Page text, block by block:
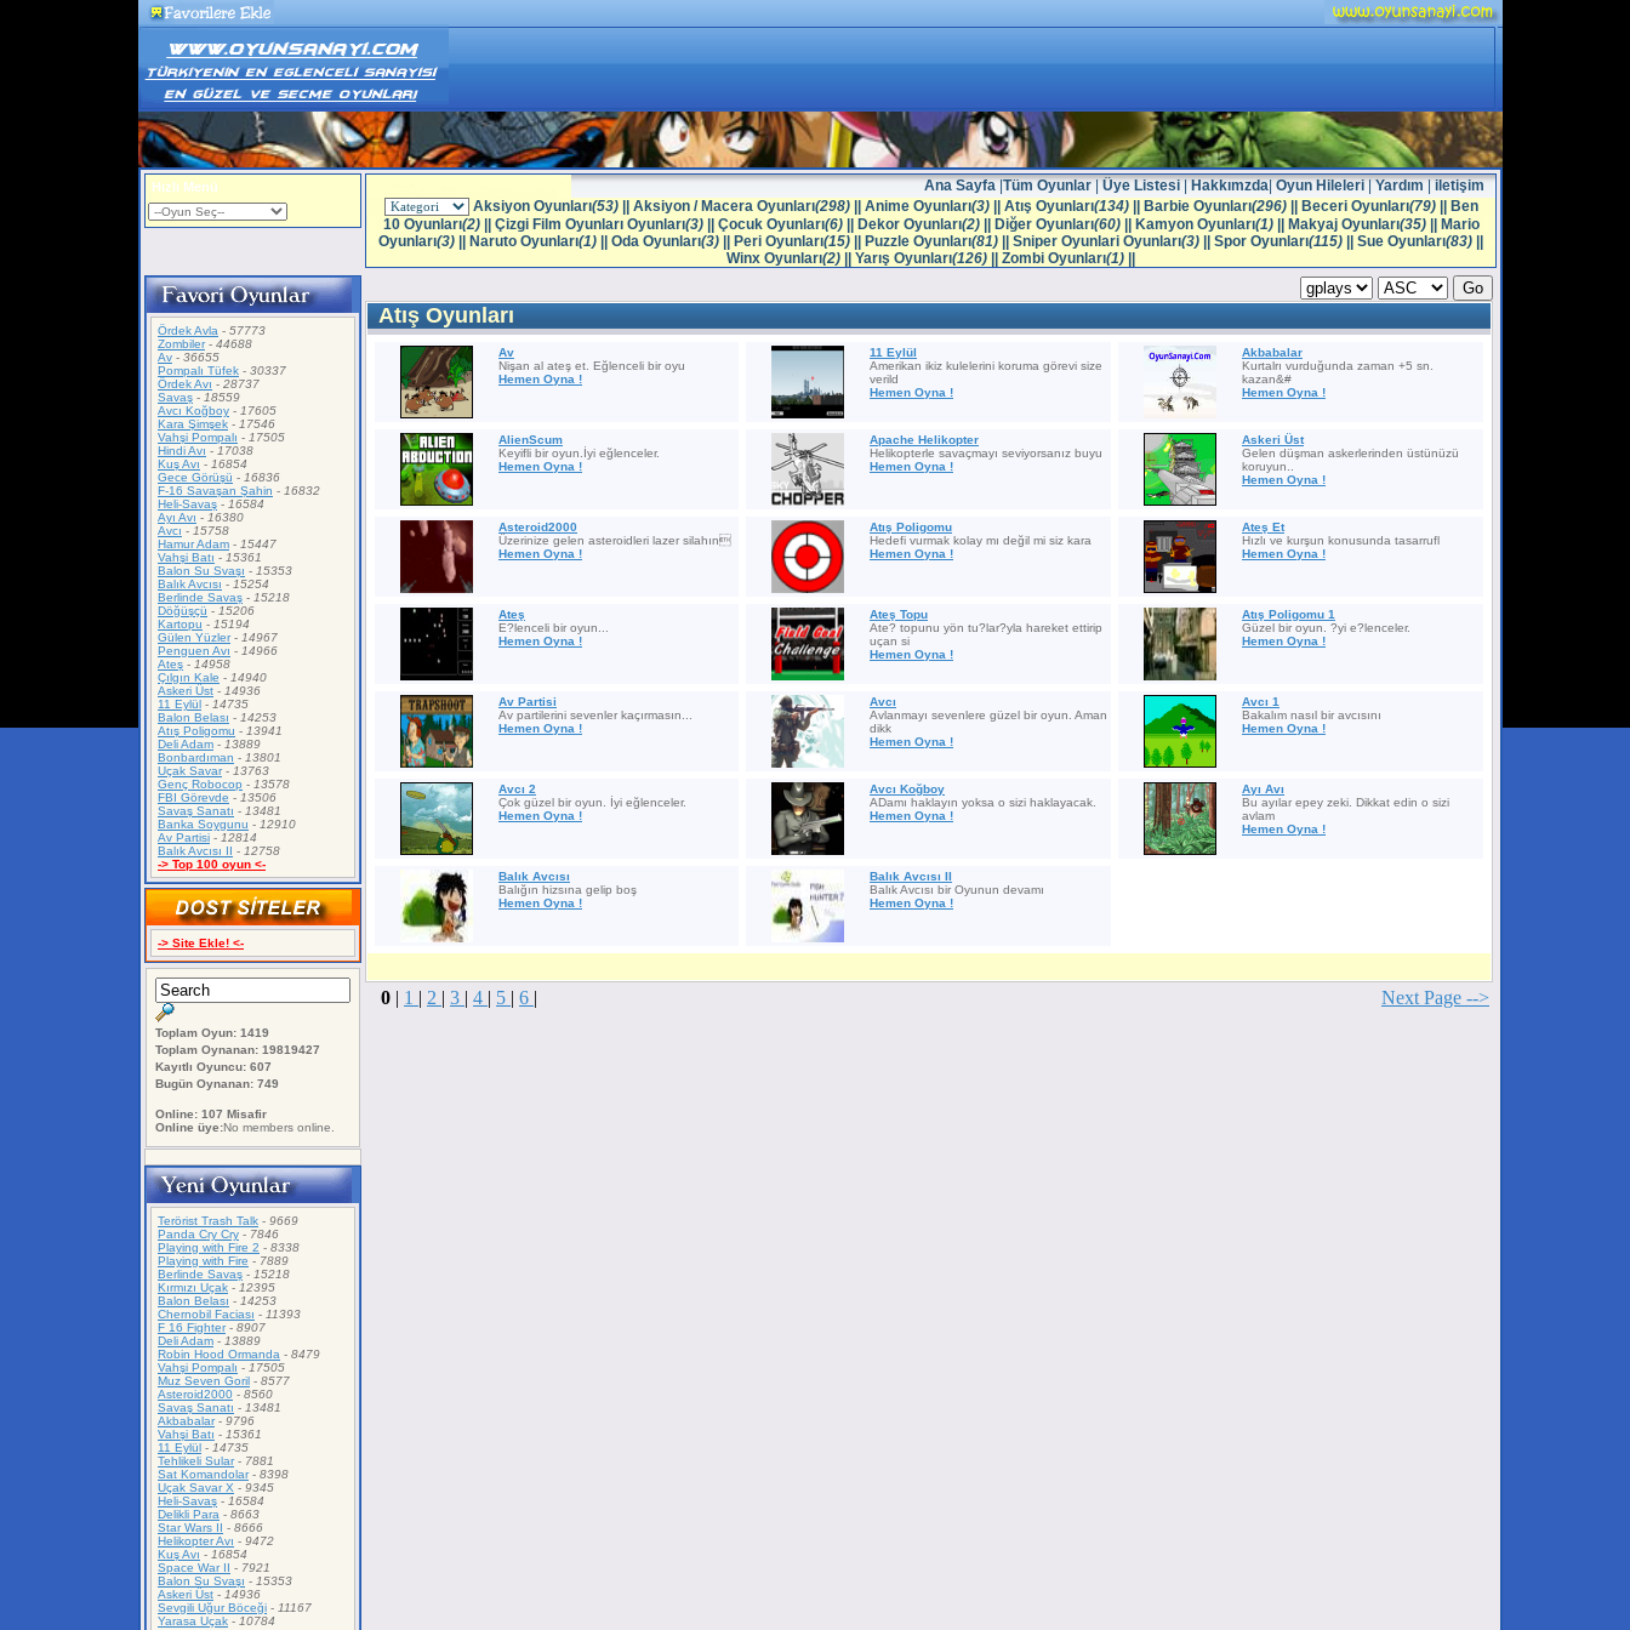
Hızlı Menü Ana Sayfa Tüm Oyunlar Üye Listesi Hakkımzda Oyun Hileleri Yardım
iletişim
Aksiyon Oyunları(53)|| Aksiyon / Macera Oyunları(298)|| Anime Oyunları(3)|| Atış Oyunları(134)|| Barbie Oyunları(296)|| Beceri Oyunları(79)||
Ben
10 Oyunları(2)|| Çizgi Film Oyunları Oyunları(3)|| Çocuk Oyunları(6)|| Dekor Oyunları(2)|| Diğer Oyunları(60)|| Kamyon Oyunları(1)|| Makyaj Oyunları(35)||
Mario
Oyunları(3) Naruto Oyunları(1) Oda Oyunları(3) Peri Oyunları(15) Puzzle Oyunları(81) Sniper Oyunlari Oyunları(3) Spor Oyunları(115) Sue Oyunları(83)
Winx Oyunları(2) Yarış Oyunları(126) Zombi Oyunları(1)
Ördek Avla - 57773
Zombiler- 44688
Av - 36655
Pompalı Tüfek - 30337
Ördek Avı - 28737
Savaş - 18559
Avcı Koğboy - 17605
Kara Şimşek - 17546
Vahşi Pompalı - 17505
Hindi Avı - 17038
Kuş Avı - 16854
Gece Görüşü - 16836
F-16 Savaşan Şahin - 16832
Heli-Savaş - 16584
Ayı Avı - 16380
Avcı - 15758
Hamur Adam - 15447
Vahşi Batı - 15361
Balon Su Svaşı - 15353
Balık Avcısı - 15254
Berlinde Savaş - 15218
Döğüşçü - 15206
Kartopu - 15194
Gülen Yüzler- 14967
Penguen Avı - 14966
Ateş - 14958
Çılgın Kale - 14940
Askeri Üst - 14936
11 Eylül - 14735
Balon Belası - 14253
Atış Poligomu - 13941
Deli Adam - 13889
Bonbardıman - 13801
Uçak Savar- 13763
Genç Robocop - 13578
FBI Görevde - 13506
Savaş Sanatı - 13481
Banka Soygunu - 12910
Av Partisi - 12814
Balık Avcısı II - 12758
-> Top 100 oyun <-
-> Site Ekle! <-
Toplam Oyun: 1419
Toplam Oynanan: 19819427
Kayıtlı Oyuncu: 607
Bugün Oynanan: 749
Online: 107 Misafir
Online üye:No members online.
Terörist Trash Talk - 9669
Panda Cry Cry - 7846
Playing with Fire 2 - 8338
Playing with Fire - 7889
Berlinde Savaş - 15218
Kırmızı Uçak - 12395
Balon Belası - 14253
Chernobil Faciası - 11393
F 16 Fighter- 8907
Deli Adam - 13889
Robin Hood Ormanda - 8479
Vahşi Pompalı - 17505
Muz Seven Goril - 8577
Asteroid2000 - 8560
Savaş Sanatı - 13481
Akbabalar- 9796
Vahşi Batı - 15361
11 Eylül - 14735
Tehlikeli Sular- 7881
Sat Komandolar- 8398
Uçak Savar X - 9345
Heli-Savaş - 16584
Delikli Para - 8663
Star Wars II - 8666
Helikopter Avı - 9472
Kuş Avı - 16854
Space War II - 7921
Balon Su Svaşı - 15353
Askeri Üst - 14936
Sevgili Uğur Böceği - 11167
Yarasa Uçak - 10784
Atış Oyunları
Av
Nişan al ateş et. Eğlenceli bir oyu
Hemen Oyna !
11 Eylül
Amerikan ikiz kulelerini koruma görevi size
verild
Hemen Oyna !
Akbabalar
Kurtalrı vurduğunda zaman +5 sn.
kazan&#
Hemen Oyna !
AlienScum
Keyifli bir oyun.İyi eğlenceler.
Hemen Oyna !
Apache Helikopter
Helikopterle savaçmayı seviyorsanız buyu
Hemen Oyna !
Askeri Üst
Gelen düşman askerlerinden üstünüzü
koruyun..
Hemen Oyna !
Asteroid2000
Üzerinize gelen asteroidleri lazer silahın
Hemen Oyna !
Atış Poligomu
Hedefi vurmak kolay mı değil mi siz kara
Hemen Oyna !
Ateş Et
Hızlı ve kurşun konusunda tasarrufl
Hemen Oyna !
Ateş
E?lenceli bir oyun...
Hemen Oyna !
Ateş Topu
Ate? topunu yön tu?lar?yla hareket ettirip
uçan si
Hemen Oyna !
Atış Poligomu 1
Güzel bir oyun. ?yi e?lenceler.
Hemen Oyna !
Av Partisi
Av partilerini sevenler kaçırmasın...
Hemen Oyna !
Avcı
Avlanmayı sevenlere güzel bir oyun. Aman
dikk
Hemen Oyna !
Avcı 1
Bakalım nasıl bir avcısını
Hemen Oyna !
Avcı 2
Çok güzel bir oyun. İyi eğlenceler.
Hemen Oyna !
Avcı Koğboy
ADamı haklayın yoksa o sizi haklayacak.
Hemen Oyna !
Ayı Avı
Bu ayılar epey zeki. Dikkat edin o sizi
avlam
Hemen Oyna !
Balık Avcısı
Balığın hizsına gelip boş
Hemen Oyna !
Balık Avcısı II
Balık Avcısı bir Oyunun devamı
Hemen Oyna !
0 | 1 | 2 | 3 | 4 | 5 | 6 | Next Page -->